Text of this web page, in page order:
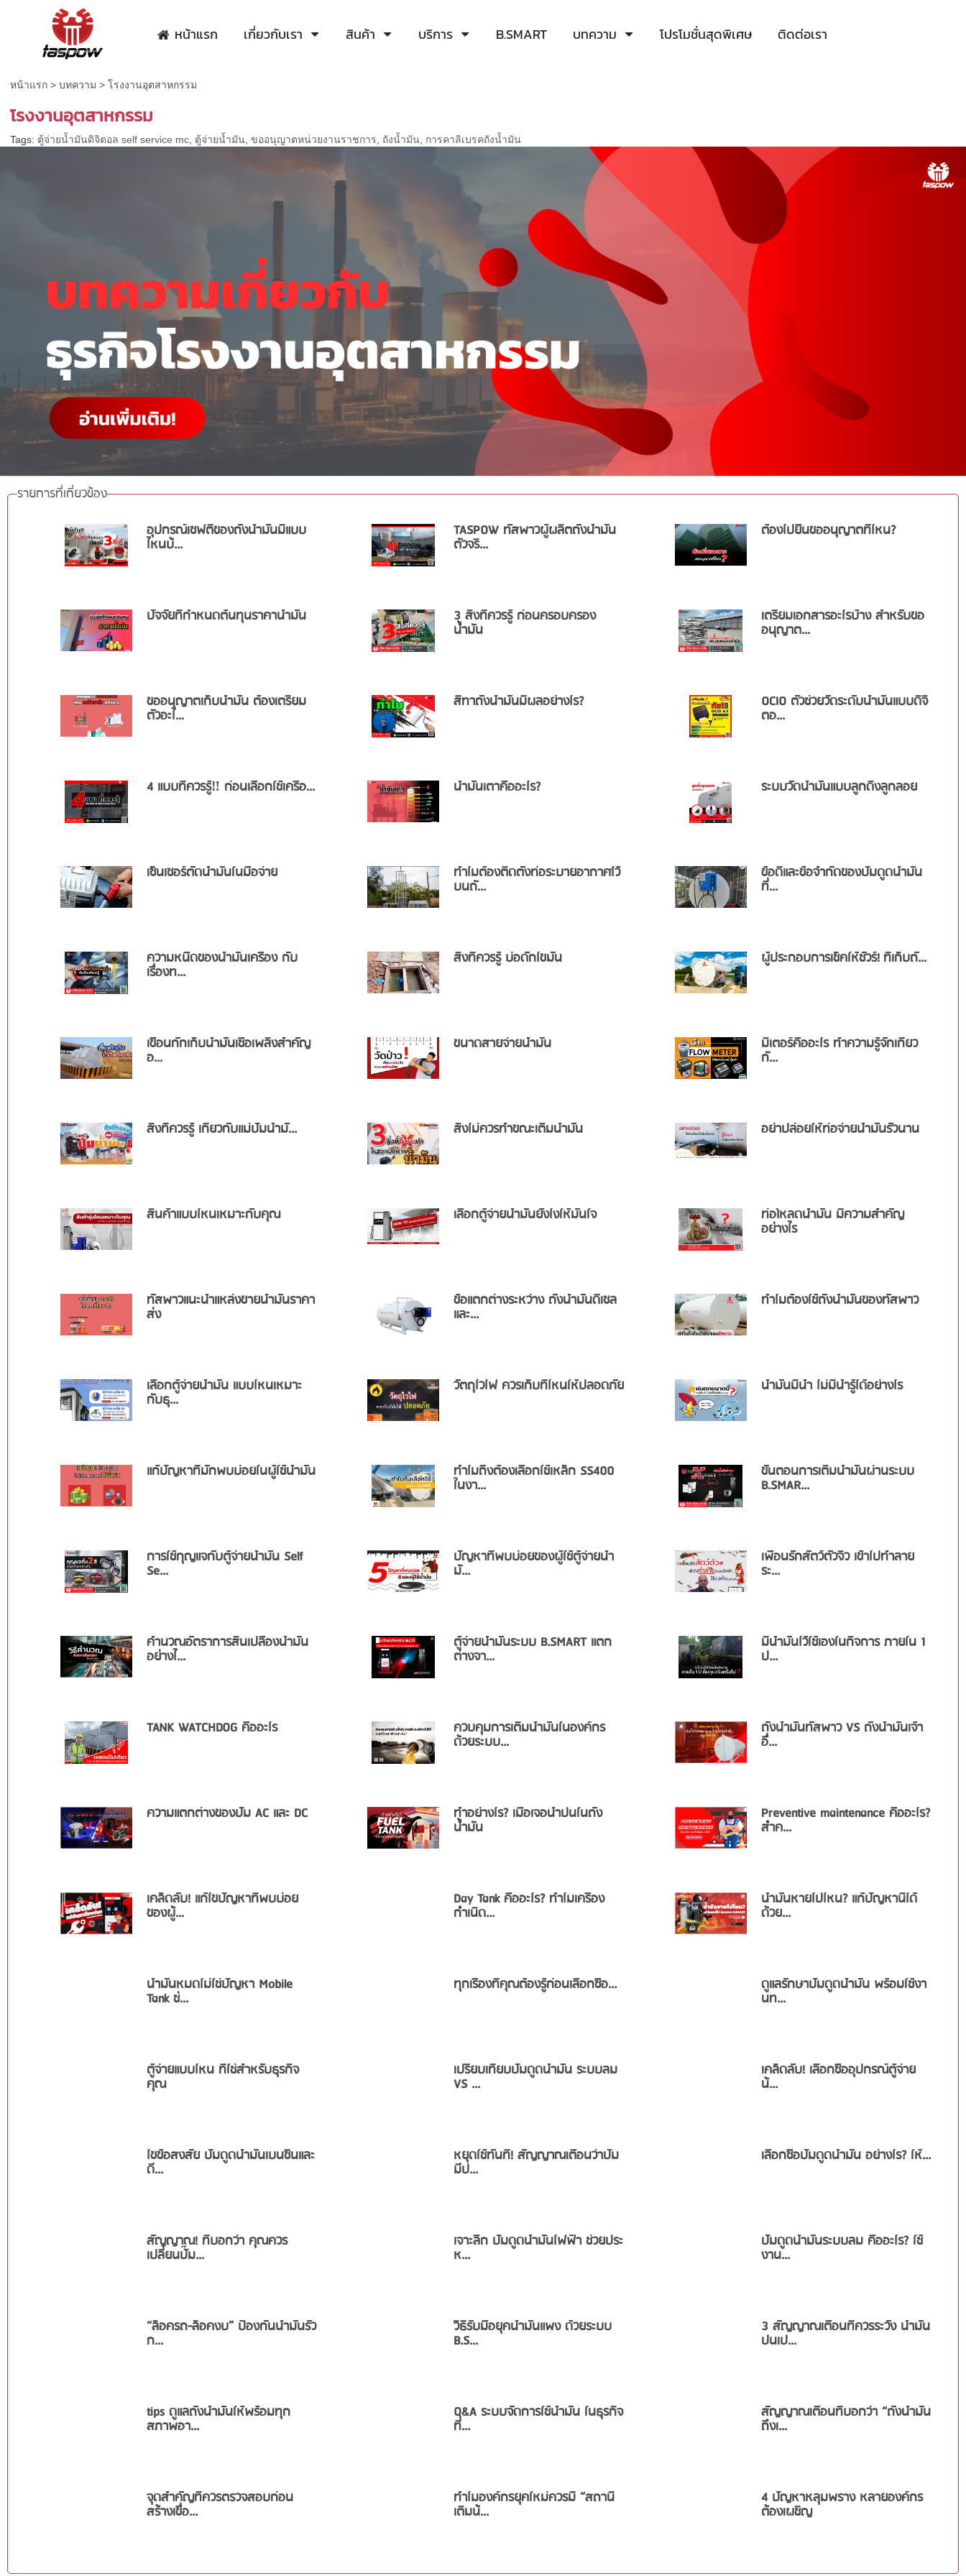
หน้าแรก เกี่ยวกับเรา สินค้า บริการ B.SMART บทความ โปรโมชั่นสุดพิเศษ ติดต่อเรา
หน้าแรก> บทความ > โรงงานอุตสาหกรรม
โรงงานอุตสาหกรรม
Tags: ตู้จ่ายน้ำมันดิจิตอล self service mc ตู้จ่ายน้ำมัน ขออนุญาตหน่วยงานราชการ ถังน้ำมัน การคาลิเบรคถังน้ำมัน
รายการที่เกี่ยวข้อง
อุปกรณ์เซฟตี้ของถังน้ำมันมีแบบ
ไหนบ้...
TASPOW ทัสพาวผู้ผลิตถังน้ำมัน
ตัวจริ...
ต้องไปยื่นขออนุญาตที่ไหน?
ปัจจัยที่กำหนดต้นทุนราคาน้ำมัน 3 สิ่งที่ควรรู้ ก่อนครอบครอง
น้ำมัน
เตรียมเอกสารอะไรบ้าง สำหรับขอ
อนุญาต...
ขออนุญาตเก็บน้ำมัน ต้องเตรียม
ตัวอะไ...
สีทาถังน้ำมันมีผลอย่างไร? OCIO ตัวช่วยวัดระดับน้ำมันแบบดิจิ
ตอ...
4 แบบที่ควรรู้‼️ ก่อนเลือกใช้เครื่อ... น้ำมันเตาคืออะไร? ระบบวัดน้ำมันแบบลูกดิ่งลูกลอย
เซ็นเซอร์ตัดน้ำมันในมือจ่าย ทำไมต้องติดตั้งท่อระบายอากาศไว้
บนถั...
ข้อดีและข้อจำกัดของปั๊มดูดน้ำมัน
ที่...
ความหนืดของน้ำมันเครื่อง กับ
เรื่องท...
สิ่งที่ควรรู้ บ่อดักไขมัน ผู้ประกอบการเช็คให้ชัวร์! ที่เก็บถั...
เขื่อนกักเก็บน้ำมันเชื้อเพลิงสำคัญ
อ...
ขนาดสายจ่ายน้ำมัน มิเตอร์คืออะไร ทำความรู้จักเกี่ยว
กั...
สิ่งที่ควรรู้ เกี่ยวกับแม่ปั๊มน้ำมั... สิ่งไม่ควรทำขณะเติมน้ำมัน อย่าปล่อยให้ท่อจ่ายน้ำมันรั่วนาน
สินค้าแบบไหนเหมาะกับคุณ เลือกตู้จ่ายน้ำมันยังไงให้มั่นใจ ท่อโหลดน้ำมัน มีความสำคัญ
อย่างไร
ทัสพาวแนะนำแหล่งขายน้ำมันราคา
ส่ง
ข้อแตกต่างระหว่าง ถังน้ำมันดีเซล
และ...
ทำไมต้องใช้ถังน้ำมันของทัสพาว
เลือกตู้จ่ายน้ำมัน แบบไหนเหมาะ
กับธุ...
วัตถุไวไฟ ควรเก็บที่ไหนให้ปลอดภัย น้ำมันมีน้ำ ไม่มีน้ำรู้ได้อย่างไร
แก้ปัญหาที่มักพบบ่อยในผู้ใช้น้ำมัน ทำไมถึงต้องเลือกใช้เหล็ก SS400
ในงา...
ขั้นตอนการเติมน้ำมันผ่านระบบ
B.SMAR...
การใช้กุญแจกับตู้จ่ายน้ำมัน Self
Se...
ปัญหาที่พบบ่อยของผู้ใช้ตู้จ่ายน้ำ
มั...
เพื่อนรักสัตว์ตัวจิ๋ว เข้าไปทำลาย
ระ...
คำนวณอัตราการสิ้นเปลืองน้ำมัน
อย่างไ...
ตู้จ่ายน้ำมันระบบ B.SMART แตก
ต่างจา...
มีน้ำมันไว้ใช้เองในกิจการ ภายใน 1
ป...
TANK WATCHDOG คืออะไร ควบคุมการเติมน้ำมันในองค์กร
ด้วยระบบ...
ถังน้ำมันทัสพาว VS ถังน้ำมันเจ้า
อื่...
ความแตกต่างของปั๊ม AC และ DC ทำอย่างไร? เมื่อเจอน้ำปนในถัง
น้ำมัน
Preventive maintenance คืออะไร?
สำค...
เคล็ดลับ! แก้ไขปัญหาที่พบบ่อย
ของผู้...
Day Tank คืออะไร? ทำไมเครื่อง
กำเนิด...
น้ำมันหายไปไหน? แก้ปัญหานี้ได้
ด้วย...
น้ำมันหมดไม่ใช่ปัญหา Mobile
Tank ช่...
ทุกเรื่องที่คุณต้องรู้ก่อนเลือกซื้อ... ดูแลรักษาปั๊มดูดน้ำมัน พร้อมใช้งา
นท...
ตู้จ่ายแบบไหน ที่ใช่สำหรับธุรกิจ
คุณ
เปรียบเทียบปั๊มดูดน้ำมัน ระบบลม
VS ...
เคล็ดลับ! เลือกซื้ออุปกรณ์ตู้จ่าย
น้...
ไขข้อสงสัย ปั๊มดูดน้ำมันเบนซินและ
ดี...
หยุดใช้ทันที! สัญญาณเตือนว่าปั๊ม
มีป...
เลือกซื้อปั๊มดูดน้ำมัน อย่างไร? ให้...
สัญญาณ! ที่บอกว่า คุณควร
เปลี่ยนปั๊ม...
เจาะลึก ปั๊มดูดน้ำมันไฟฟ้า ช่วยประ
ห...
ปั๊มดูดน้ำมันระบบลม คืออะไร? ใช้
งาน...
“ล็อครถ-ล็อคงบ” ป้องกันน้ำมันรั่ว
ก...
วิธีรับมือยุคน้ำมันแพง ด้วยระบบ
B.S...
3 สัญญาณเตือนที่ควรระวัง น้ำมัน
ปนเป...
tips ดูแลถังน้ำมันให้พร้อมทุก
สภาพอา...
Q&A ระบบจัดการใช้น้ำมัน ในธุรกิจ
ที่...
สัญญาณเตือนที่บอกว่า “ถังน้ำมัน
ถึงเ...
จุดสำคัญที่ควรตรวจสอบก่อน
สร้างเขื่อ...
ทำไมองค์กรยุคใหม่ควรมี “สถานี
เติมน้...
4 ปัญหาหลุมพราง หลายองค์กร
ต้องเผชิญ